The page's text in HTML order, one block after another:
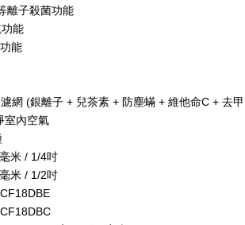
離子殺菌功能
能
能
網 (銀離子 + 兒茶素 + 防塵蟎 + 維他命C + 去甲
室內空氣
米 / 1/4吋
米 / 1/2吋